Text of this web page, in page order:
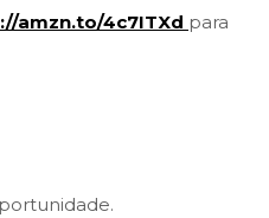
amzn.to/4c7ITXd para